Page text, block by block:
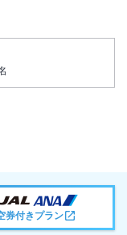
券付きプラン